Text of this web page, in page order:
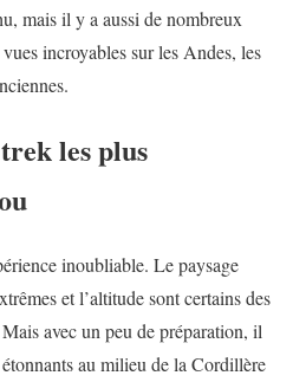
mais il y a aussi de nombreux
incroyables sur les Andes, les
les plus
inoubliable. Le paysage
et l’altitude sont certains des
avec un peu de préparation, il
au milieu de la Cordillère